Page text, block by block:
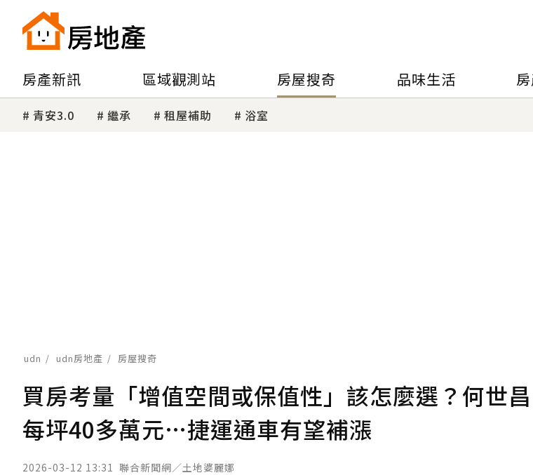
房產新訊 區域觀測站 房屋搜奇 品味生活
青安3.0 繼承 租屋補助 浴室
udn udn房地產 房屋搜奇
買房考量「增值空間或保值性」該怎麼選？何世
每坪40多萬元…捷運通車有望補漲
2026-03-12 13:31 聯合新聞網／土地婆麗娜